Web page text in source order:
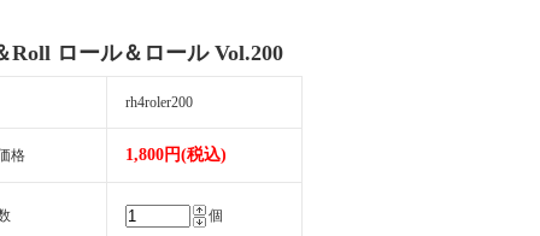
Roll ロール＆ロール Vol.200
rh4roler200
格 1,800円(税込)
個